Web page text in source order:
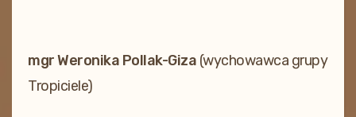
mgr Weronika Pollak-Giza (wychowawca grupy
Tropiciele)